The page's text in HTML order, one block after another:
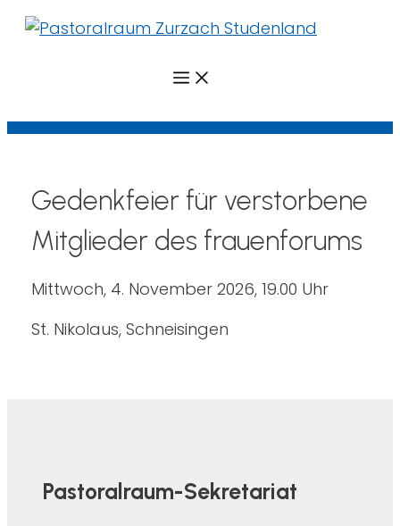
Gedenkfeier für verstorbene
Mitglieder des frauenforums
Mittwoch, 4. November 2026, 19.00 Uhr
St. Nikolaus, Schneisingen
Pastoralraum-Sekretariat